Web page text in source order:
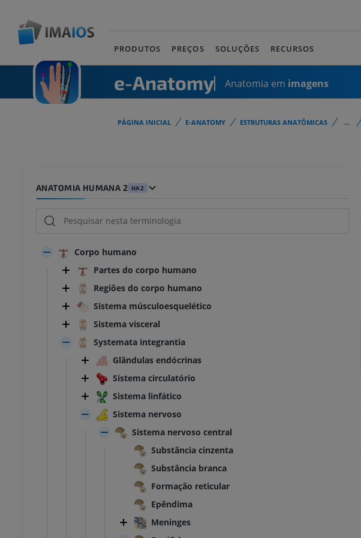
PRODUTOS PREÇOS SOLUÇÕES RECURSOS
e-Anatomy Anatomia em imagens
PÁGINA INICIAL E-ANATOMY ESTRUTURAS ANATÔMICAS ...
ANATOMIA HUMANA 2 HA2
Corpo humano
Partes do corpo humano
Regiões do corpo humano
Sistema músculoesquelético
Sistema visceral
Systemata integrantia
Glândulas endócrinas
Sistema circulatório
Sistema linfático
Sistema nervoso
Sistema nervoso central
Substância cinzenta
Substância branca
Formação reticular
Epêndima
Meninges